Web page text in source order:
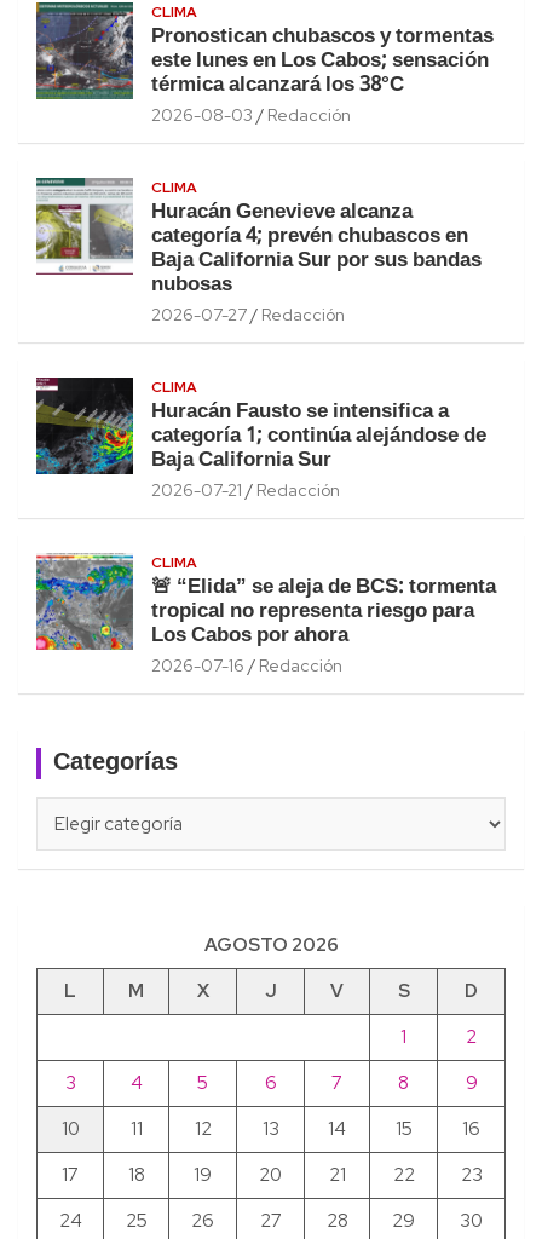
CLIMA
Pronostican chubascos y tormentas
este lunes en Los Cabos; sensación
térmica alcanzará los 38°C
2026-08-03 Redacción
CLIMA
Huracán Genevieve alcanza
categoría 4; prevén chubascos en
Baja California Sur por sus bandas
nubosas
2026-07-27 Redacción
CLIMA
Huracán Fausto se intensifica a
categoría 1; continúa alejándose de
Baja California Sur
2026-07-21 Redacción
CLIMA
🚨 “Elida” se aleja de BCS: tormenta
tropical no representa riesgo para
Los Cabos por ahora
2026-07-16 Redacción
Categorías
AGOSTO 2026
L
M X J V S
D
1
2
3
4 5 6 7 8
9
10
11 12 13 14 15
16
17
18 19 20 21 22
23
24
25 26 27 28 29 30